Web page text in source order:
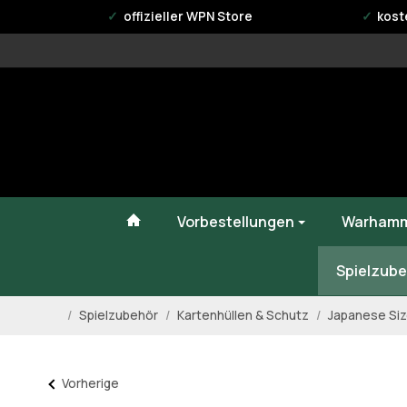
offizieller WPN Store
#custom.linkHome#
Vorbestellungen
/ Spielzubehör / Kartenhüllen & Schutz / Japanese
Vorherige